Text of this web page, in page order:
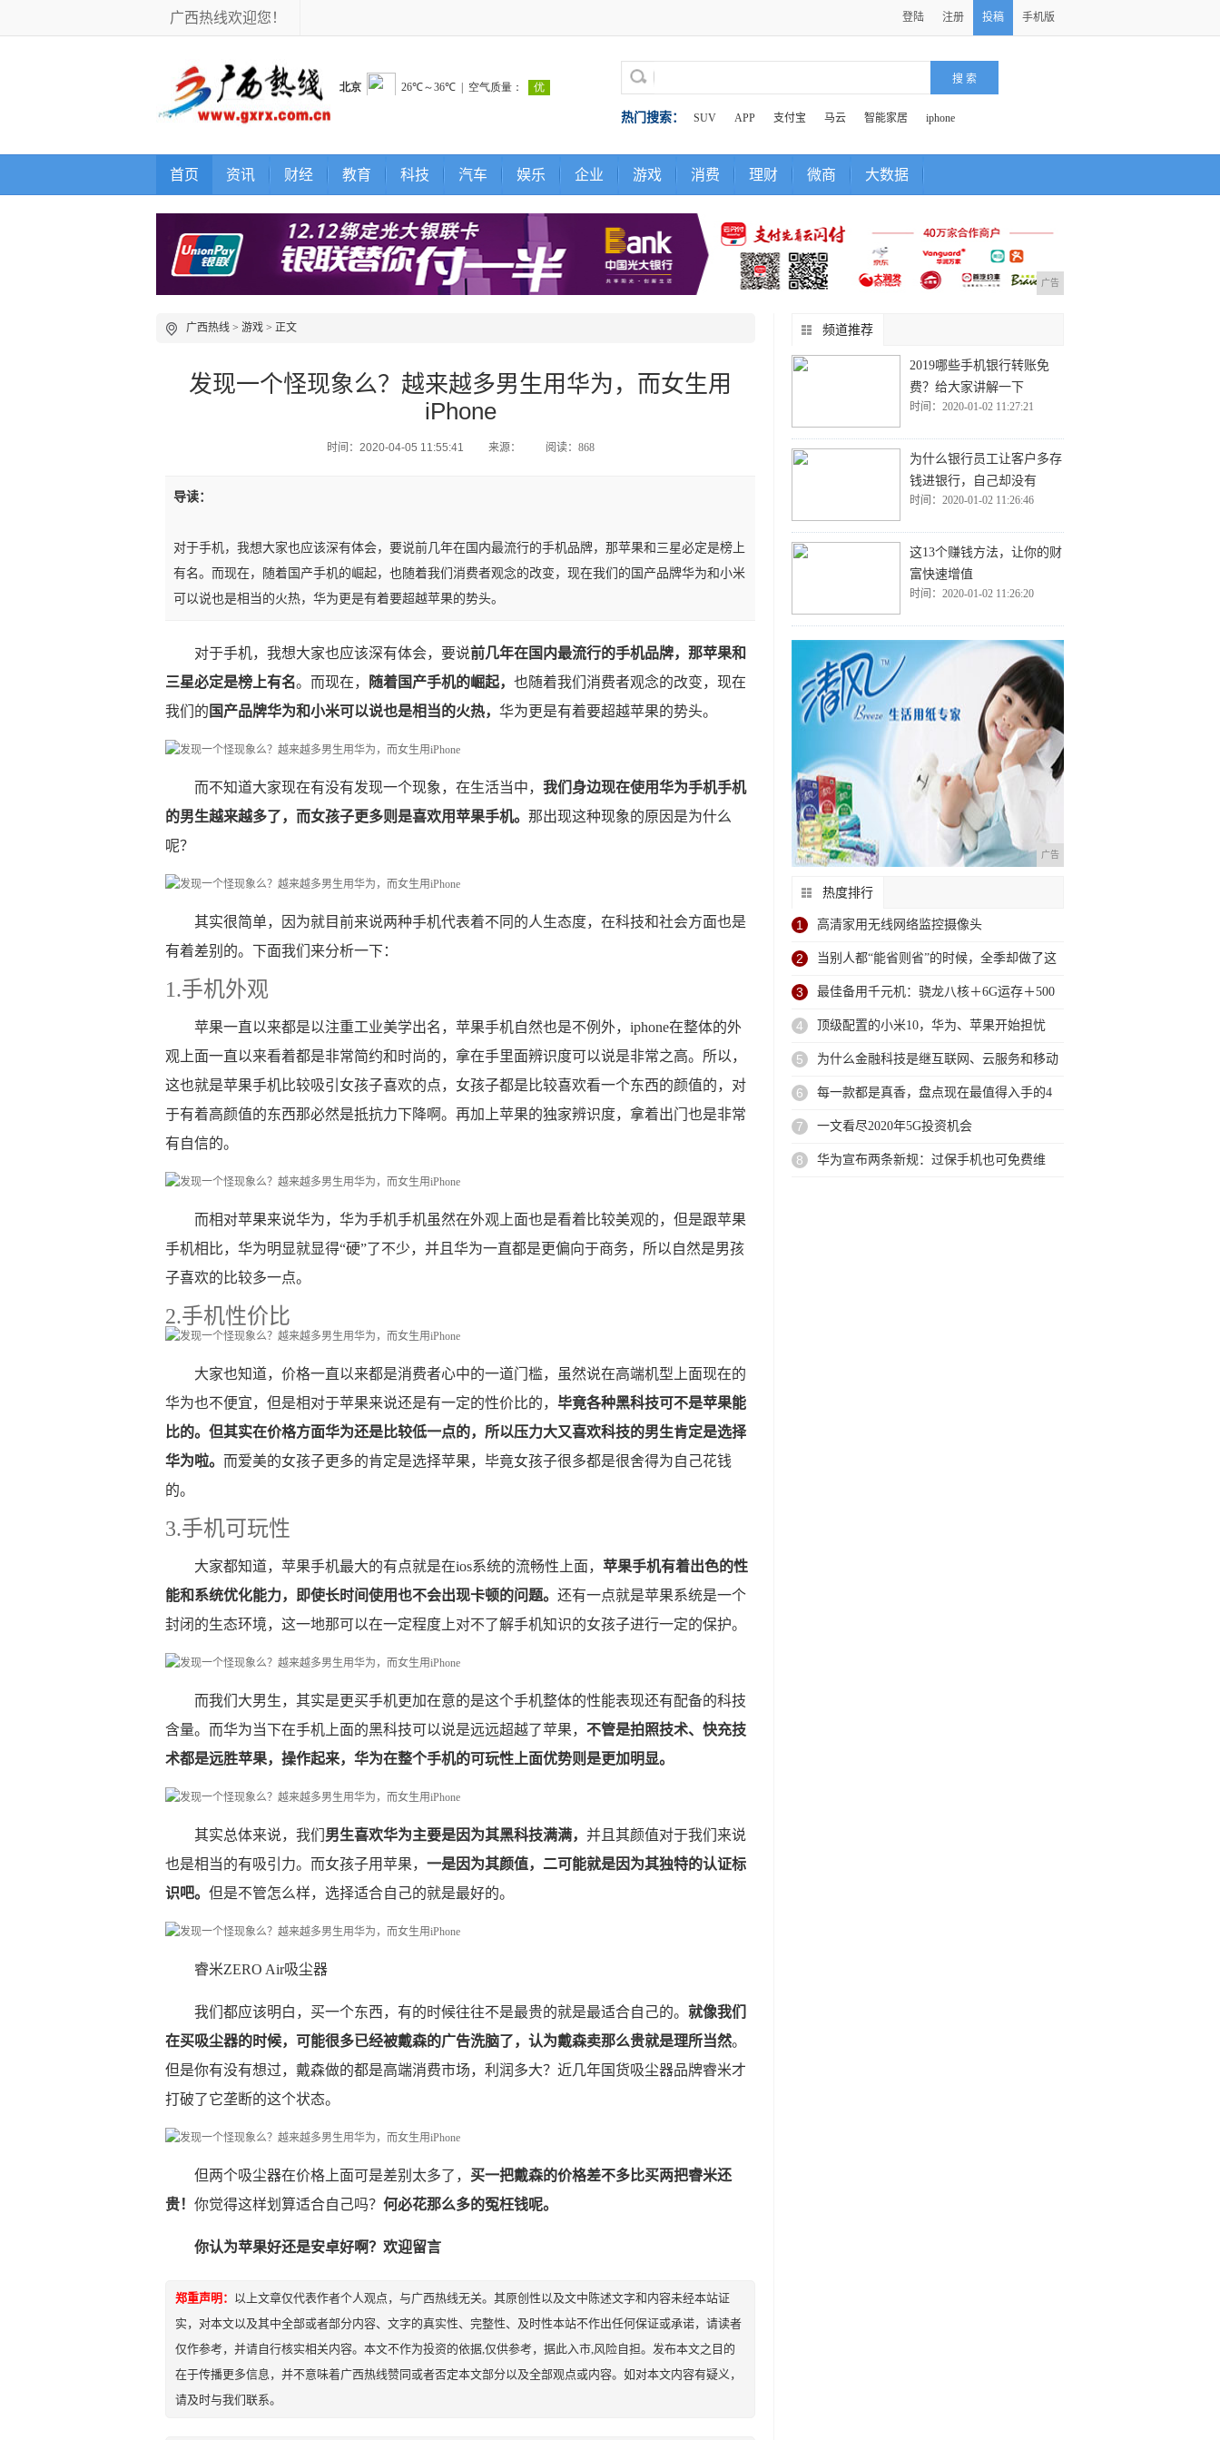
广西热线欢迎您！ 登陆 注册 投稿 手机版
热门搜索： SUV APP 支付宝 马云 智能家居 iphone
首页 资讯 财经 教育 科技 汽车 娱乐 企业 游戏 消费 理财 微商 大数据
广告
广西热线 > 游戏 > 正文
发现一个怪现象么？越来越多男生用华为，而女生用
iPhone
时间：2020-04-05 11:55:41 来源： 阅读：868
导读：
对于手机，我想大家也应该深有体会，要说前几年在国内最流行的手机品牌，那苹果和三星必定是榜上
有名。而现在，随着国产手机的崛起，也随着我们消费者观念的改变，现在我们的国产品牌华为和小米
可以说也是相当的火热，华为更是有着要超越苹果的势头。
对于手机，我想大家也应该深有体会，要说前几年在国内最流行的手机品牌，那苹果和
三星必定是榜上有名。而现在， 随着国产手机的崛起， 也随着我们消费者观念的改变，现在
我们的 国产品牌华为和小米可以说也是相当的火热， 华为更是有着要超越苹果的势头。
而不知道大家现在有没有发现一个现象，在生活当中， 我们身边现在使用华为手机手机
的男生越来越多了，而女孩子更多则是喜欢用苹果手机。 那出现这种现象的原因是为什么
呢？
其实很简单，因为就目前来说两种手机代表着不同的人生态度，在科技和社会方面也是
有着差别的。下面我们来分析一下：
1.手机外观
苹果一直以来都是以注重工业美学出名，苹果手机自然也是不例外，iphone在整体的外
观上面一直以来看着都是非常简约和时尚的，拿在手里面辨识度可以说是非常之高。所以，
这也就是苹果手机比较吸引女孩子喜欢的点，女孩子都是比较喜欢看一个东西的颜值的，对
于有着高颜值的东西那必然是抵抗力下降啊。再加上苹果的独家辨识度，拿着出门也是非常
有自信的。
而相对苹果来说华为，华为手机手机虽然在外观上面也是看着比较美观的，但是跟苹果
手机相比，华为明显就显得“硬”了不少，并且华为一直都是更偏向于商务，所以自然是男孩
子喜欢的比较多一点。
2.手机性价比
大家也知道，价格一直以来都是消费者心中的一道门槛，虽然说在高端机型上面现在的
华为也不便宜，但是相对于苹果来说还是有一定的性价比的， 毕竟各种黑科技可不是苹果能
比的。但其实在价格方面华为还是比较低一点的，所以压力大又喜欢科技的男生肯定是选择
华为啦。 而爱美的女孩子更多的肯定是选择苹果，毕竟女孩子很多都是很舍得为自己花钱
的。
3.手机可玩性
大家都知道，苹果手机最大的有点就是在ios系统的流畅性上面， 苹果手机有着出色的性
能和系统优化能力，即使长时间使用也不会出现卡顿的问题。 还有一点就是苹果系统是一个
封闭的生态环境，这一地那可以在一定程度上对不了解手机知识的女孩子进行一定的保护。
而我们大男生，其实是更买手机更加在意的是这个手机整体的性能表现还有配备的科技
含量。而华为当下在手机上面的黑科技可以说是远远超越了苹果， 不管是拍照技术、快充技
术都是远胜苹果，操作起来，华为在整个手机的可玩性上面优势则是更加明显。
其实总体来说，我们 男生喜欢华为主要是因为其黑科技满满， 并且其颜值对于我们来说
也是相当的有吸引力。而女孩子用苹果， 一是因为其颜值，二可能就是因为其独特的认证标
识吧。 但是不管怎么样，选择适合自己的就是最好的。
睿米ZERO Air吸尘器
我们都应该明白，买一个东西，有的时候往往不是最贵的就是最适合自己的。 就像我们
在买吸尘器的时候，可能很多已经被戴森的广告洗脑了，认为戴森卖那么贵就是理所当然。
但是你有没有想过，戴森做的都是高端消费市场，利润多大？近几年国货吸尘器品牌睿米才
打破了它垄断的这个状态。
但两个吸尘器在价格上面可是差别太多了， 买一把戴森的价格差不多比买两把睿米还
贵！ 你觉得这样划算适合自己吗？ 何必花那么多的冤枉钱呢。
你认为苹果好还是安卓好啊？欢迎留言
郑重声明： 以上文章仅代表作者个人观点，与广西热线无关。其原创性以及文中陈述文字和内容未经本站证
实，对本文以及其中全部或者部分内容、文字的真实性、完整性、及时性本站不作出任何保证或承诺，请读者
仅作参考，并请自行核实相关内容。本文不作为投资的依据,仅供参考，据此入市,风险自担。发布本文之目的
在于传播更多信息，并不意味着广西热线赞同或者否定本文部分以及全部观点或内容。如对本文内容有疑义，
请及时与我们联系。
频道推荐
2019哪些手机银行转账免
费？给大家讲解一下
时间：2020-01-02 11:27:21
为什么银行员工让客户多存
钱进银行，自己却没有
时间：2020-01-02 11:26:46
这13个赚钱方法，让你的财
富快速增值
时间：2020-01-02 11:26:20
广告
热度排行
1 高清家用无线网络监控摄像头
2 当别人都“能省则省”的时候，全季却做了这
件
3 最佳备用千元机：骁龙八核＋6G运存＋500
4 顶级配置的小米10，华为、苹果开始担忧
了？
5 为什么金融科技是继互联网、云服务和移动
技术
6 每一款都是真香，盘点现在最值得入手的4
款手
7 一文看尽2020年5G投资机会
8 华为宣布两条新规：过保手机也可免费维